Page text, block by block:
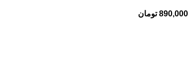
890,000 تومان